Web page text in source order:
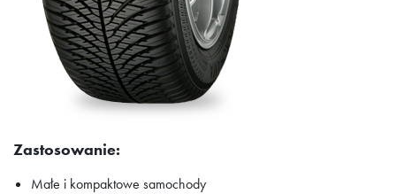
Zastosowanie:
Małe i kompaktowe samochody